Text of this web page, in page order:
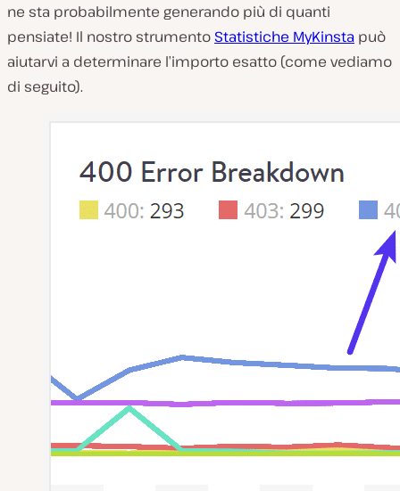
ne sta probabilmente generando più di quanti
pensiate! Il nostro strumento Statistiche MyKinsta può
aiutarvi a determinare l’importo esatto (come vediamo
di seguito).